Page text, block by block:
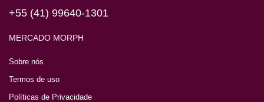
+55 (41) 99640-1301
MERCADO MORPH
Sobre nós
Termos de uso
Políticas de Privacidade